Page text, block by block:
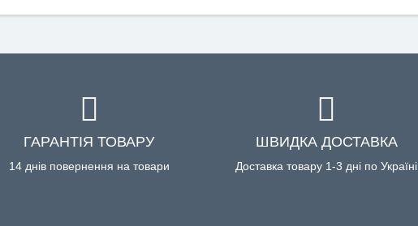
ГАРАНТІЯ ТОВАРУ
14 днів повернення на товари
ШВИДКА ДОСТАВКА
Доставка товару 1-3 дні по Україні